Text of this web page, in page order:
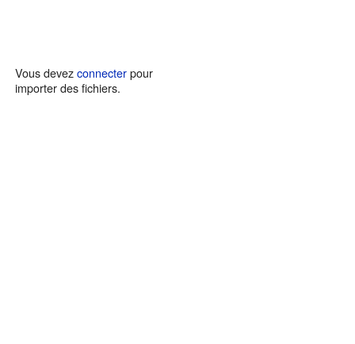
Vous devezconnecterpour
importer des fichiers.